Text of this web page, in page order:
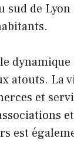
sud de
atouts. La
et
est